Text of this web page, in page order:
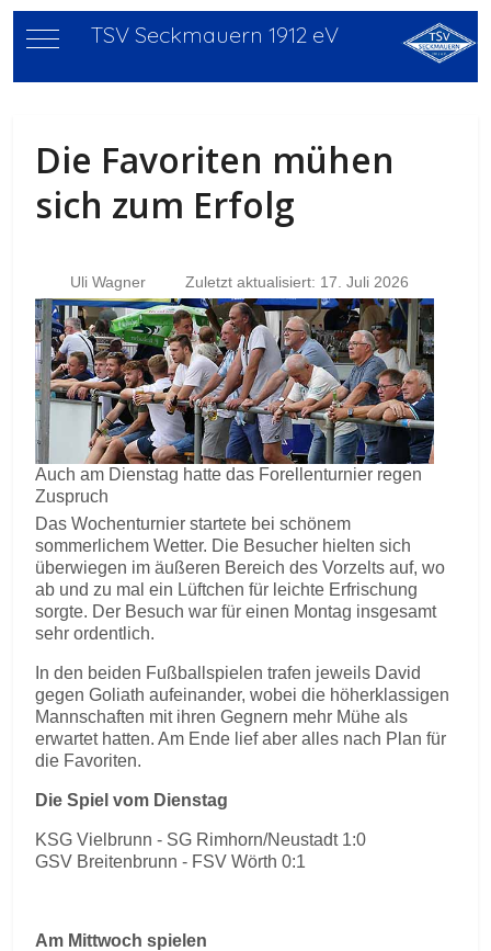
Mobile Menu Toggle
TSV Seckmauern 1912 eV
Die Favoriten mühen
sich zum Erfolg
Uli Wagner Zuletzt aktualisiert: 17. Juli 2026
Auch am Dienstag hatte das Forellenturnier regen
Zuspruch
Das Wochenturnier startete bei schönem
sommerlichem Wetter. Die Besucher hielten sich
überwiegen im äußeren Bereich des Vorzelts auf, wo
ab und zu mal ein Lüftchen für leichte Erfrischung
sorgte. Der Besuch war für einen Montag insgesamt
sehr ordentlich.
In den beiden Fußballspielen trafen jeweils David
gegen Goliath aufeinander, wobei die höherklassigen
Mannschaften mit ihren Gegnern mehr Mühe als
erwartet hatten. Am Ende lief aber alles nach Plan für
die Favoriten.
Die Spiel vom Dienstag
KSG Vielbrunn - SG Rimhorn/Neustadt 1:0
GSV Breitenbrunn - FSV Wörth 0:1
Am Mittwoch spielen